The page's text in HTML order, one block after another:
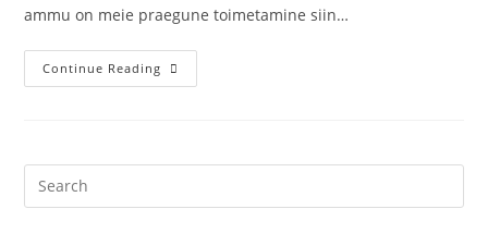
ammu on meie praegune toimetamine siin…
Continue Reading